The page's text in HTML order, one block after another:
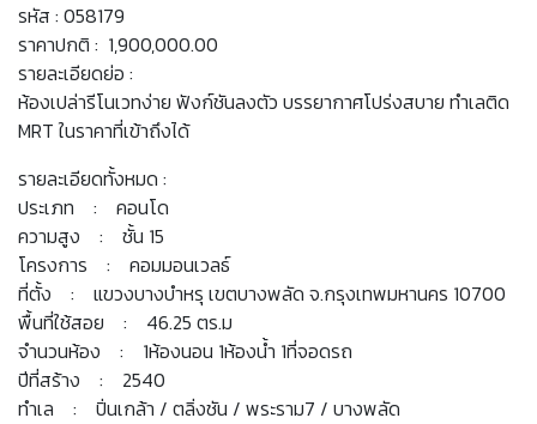
รหัส : 058179
ราคาปกติ : 1,900,000.00
รายละเอียดย่อ :
ห้องเปล่ารีโนเวทง่าย ฟังก์ชันลงตัว บรรยากาศโปร่งสบาย ทำเลติด
MRT ในราคาที่เข้าถึงได้
รายละเอียดทั้งหมด :
ประเภท : คอนโด
ความสูง : ชั้น 15
โครงการ : คอมมอนเวลธ์
ที่ตั้ง : แขวงบางบำหรุ เขตบางพลัด จ.กรุงเทพมหานคร 10700
พื้นที่ใช้สอย : 46.25 ตร.ม
จำนวนห้อง : 1ห้องนอน 1ห้องน้ำ 1ที่จอดรถ
ปีที่สร้าง : 2540
ทำเล : ปิ่นเกล้า / ตลิ่งชัน / พระราม7 / บางพลัด